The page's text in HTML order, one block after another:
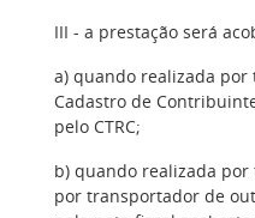
III - a prestação será
a) quando realizada
Cadastro de
pelo CTRC;
b) quando realizada
por transportador de